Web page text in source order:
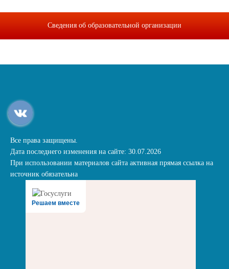
Сведения об образовательной организации
Все права защищены.
Дата последнего изменения на сайте: 30.07.2026
При использовании материалов сайта активная прямая ссылка на
источник обязательна
Решаем вместе